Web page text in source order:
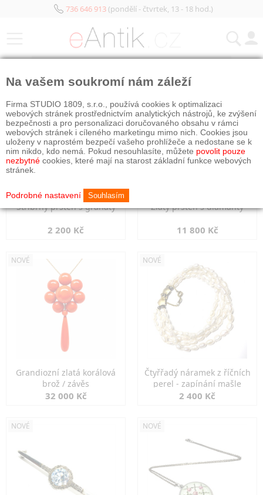
736 646 913(pondělí - čtvrtek, 13 - 18 hod.)
Stříbrný prsten s granáty
2 200 Kč
Zlatý prsten s diamanty
11 800 Kč
NOVÉ
Grandiozní zlatá korálová
brož / závěs
32 000 Kč
NOVÉ
Čtyřřadý náramek z říčních
perel - zapínání mašle
2 400 Kč
NOVÉ NOVÉ
Na vašem soukromí nám záleží
Firma STUDIO 1809, s.r.o., používá cookies k optimalizaci
webových stránek prostřednictvím analytických nástrojů, ke zvýšení
bezpečnosti a pro personalizaci doručovaného obsahu v rámci
webových stránek i cíleného marketingu mimo nich. Cookies jsou
uloženy v naprostém bezpečí vašeho prohlížeče a nedostane se k
nim nikdo, kdo nemá. Pokud nesouhlasíte, můžete povolit pouze
nezbytné cookies, které mají na starost základní funkce webových
stránek.
Podrobné nastavení Souhlasím